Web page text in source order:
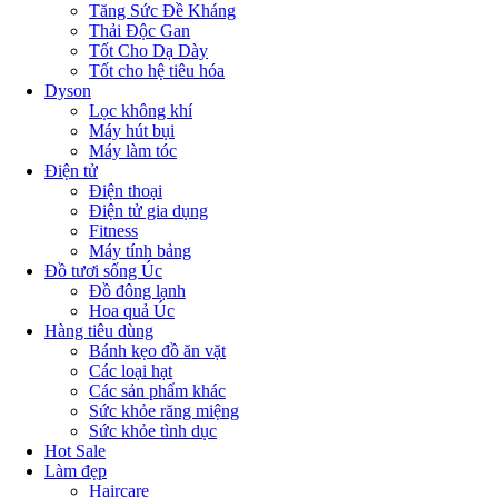
Tăng Sức Đề Kháng
Thải Độc Gan
Tốt Cho Dạ Dày
Tốt cho hệ tiêu hóa
Dyson
Lọc không khí
Máy hút bụi
Máy làm tóc
Điện tử
Điện thoại
Điện tử gia dụng
Fitness
Máy tính bảng
Đồ tươi sống Úc
Đồ đông lạnh
Hoa quả Úc
Hàng tiêu dùng
Bánh kẹo đồ ăn vặt
Các loại hạt
Các sản phẩm khác
Sức khỏe răng miệng
Sức khỏe tình dục
Hot Sale
Làm đẹp
Haircare